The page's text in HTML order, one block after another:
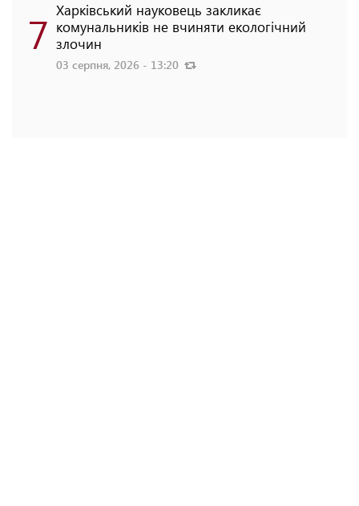
7 Харківський науковець закликає
комунальників не вчиняти екологічний
злочин
03 серпня, 2026 - 13:20